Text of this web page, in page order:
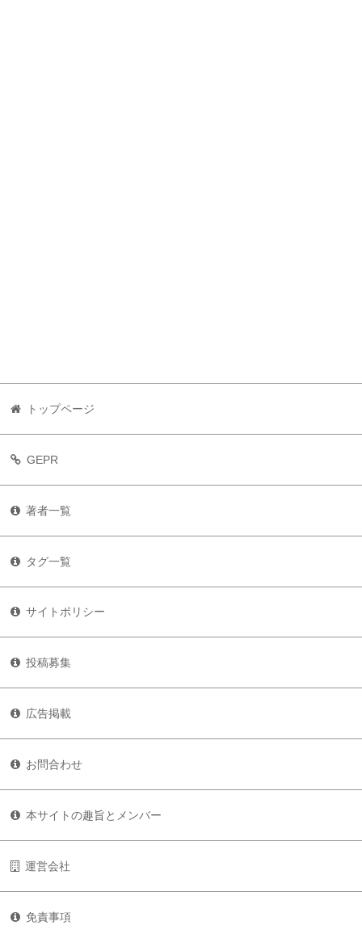
トップページ
GEPR
著者一覧
タグ一覧
サイトポリシー
投稿募集
広告掲載
お問合わせ
本サイトの趣旨とメンバー
運営会社
免責事項